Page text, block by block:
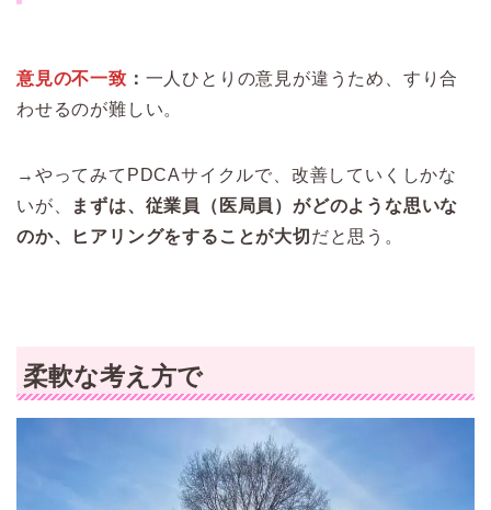
意見の不一致 ： 一人ひとりの意見が違うため、すり合
わせるのが難しい。
→やってみてPDCAサイクルで、改善していくしかな
いが、
まずは、従業員（医局員）がどのような思いな
のか、ヒアリングをすることが大切 だと思う。
柔軟な考え方で